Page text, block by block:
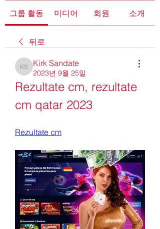
그룹 활동 미디어 회원 소개
뒤로
Kirk Sandate
Kirk Sandate
2023년 9월 25일
Rezultate cm, rezultate
cm qatar 2023
Rezultate cm